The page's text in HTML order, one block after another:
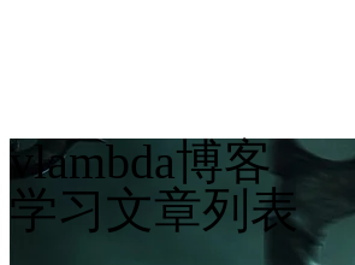
vlambda博客
学习文章列表